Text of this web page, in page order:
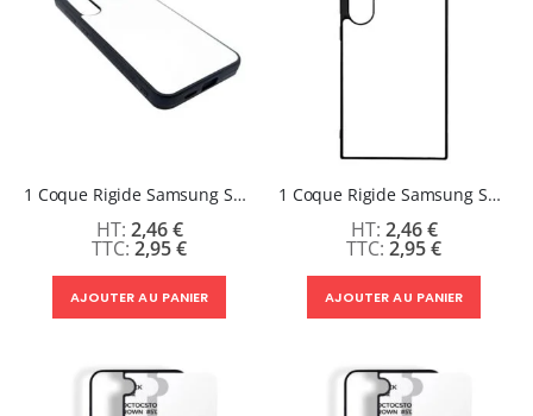
1 Coque Rigide Samsung S24+
2,95 €
2,46 €
AJOUTER AU PANIER
1 Coque Rigide Samsung S24 ultra
2,95 €
2,46 €
AJOUTER AU PANIER